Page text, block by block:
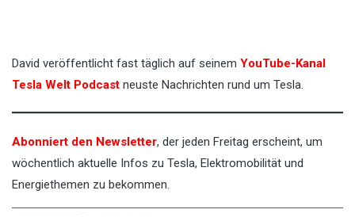
David veröffentlicht fast täglich auf seinem YouTube-Kanal
Tesla Welt Podcast neuste Nachrichten rund um Tesla.
Abonniert den Newsletter, der jeden Freitag erscheint, um
wöchentlich aktuelle Infos zu Tesla, Elektromobilität und
Energiethemen zu bekommen.